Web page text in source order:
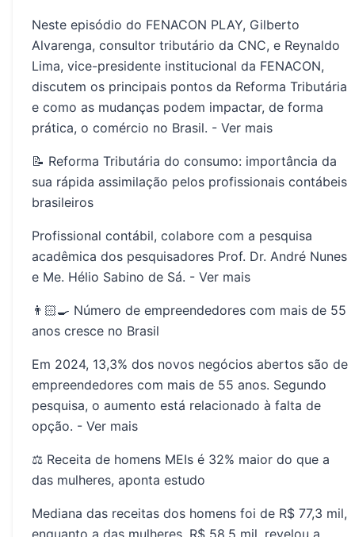
Neste episódio do FENACON PLAY, Gilberto
Alvarenga, consultor tributário da CNC, e Reynaldo
Lima, vice-presidente institucional da FENACON,
discutem os principais pontos da Reforma Tributária
e como as mudanças podem impactar, de forma
prática, o comércio no Brasil. - Ver mais
📝 Reforma Tributária do consumo: importância da
sua rápida assimilação pelos profissionais contábeis
brasileiros
Profissional contábil, colabore com a pesquisa
acadêmica dos pesquisadores Prof. Dr. André Nunes
e Me. Hélio Sabino de Sá. - Ver mais
👨🏻‍🍳 Número de empreendedores com mais de 55
anos cresce no Brasil
Em 2024, 13,3% dos novos negócios abertos são de
empreendedores com mais de 55 anos. Segundo
pesquisa, o aumento está relacionado à falta de
opção. - Ver mais
⚖️ Receita de homens MEIs é 32% maior do que a
das mulheres, aponta estudo
Mediana das receitas dos homens foi de R$ 77,3 mil,
enquanto a das mulheres, R$ 58,5 mil, revelou a